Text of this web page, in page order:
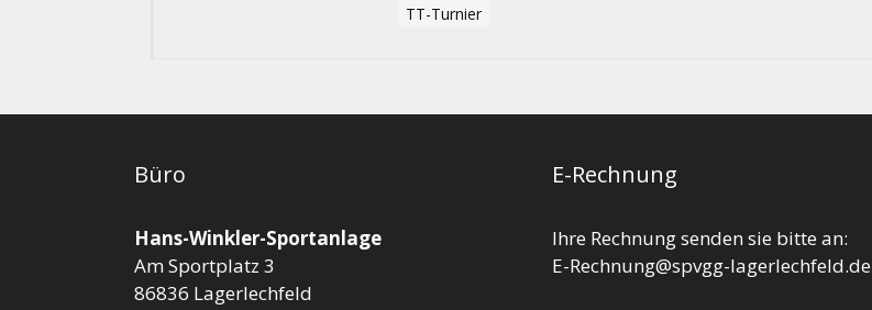
TT-Turnier
Büro
Hans-Winkler-Sportanlage
Am Sportplatz 3
86836 Lagerlechfeld
E-Rechnung
Ihre Rechnung senden sie bitte an:
E-Rechnung@spvgg-lagerlechfeld.de